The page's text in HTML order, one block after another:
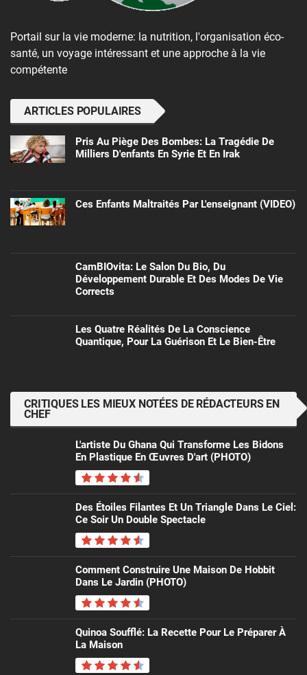
Portail sur la vie moderne: la nutrition, l'organisation éco-
santé, un voyage intéressant et une approche à la vie
compétente
ARTICLES POPULAIRES
Pris Au Piège Des Bombes: La Tragédie De
Milliers D'enfants En Syrie Et En Irak
Ces Enfants Maltraités Par L'enseignant (VIDEO)
CamBIOvita: Le Salon Du Bio, Du
Développement Durable Et Des Modes De Vie
Corrects
Les Quatre Réalités De La Conscience
Quantique, Pour La Guérison Et Le Bien-Être
CRITIQUES LES MIEUX NOTÉES DE RÉDACTEURS EN
CHEF
L'artiste Du Ghana Qui Transforme Les Bidons
En Plastique En Œuvres D'art (PHOTO)
Des Étoiles Filantes Et Un Triangle Dans Le Ciel:
Ce Soir Un Double Spectacle
Comment Construire Une Maison De Hobbit
Dans Le Jardin (PHOTO)
Quinoa Soufflé: La Recette Pour Le Préparer À
La Maison